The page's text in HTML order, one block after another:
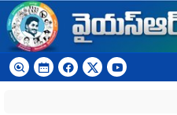
Skip to main content